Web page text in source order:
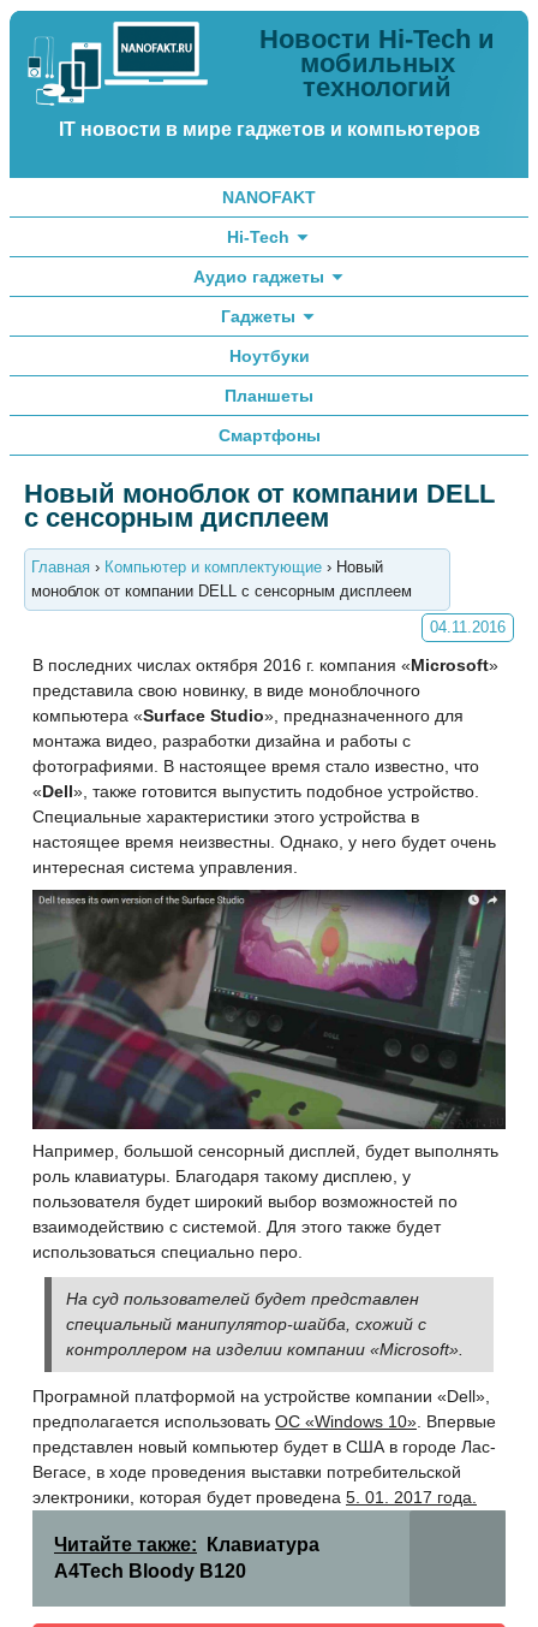
Новости Hi-Tech и
мобильных
технологий
IT новости в мире гаджетов и компьютеров
NANOFAKT
Hi-Tech
Аудио гаджеты
Гаджеты
Ноутбуки
Планшеты
Смартфоны
Новый моноблок от компании DELL
с сенсорным дисплеем
Главная › Компьютер и комплектующие › Новый
моноблок от компании DELL с сенсорным дисплеем
04.11.2016
В последних числах октября 2016 г. компания «Microsoft»
представила свою новинку, в виде моноблочного
компьютера «Surface Studio», предназначенного для
монтажа видео, разработки дизайна и работы с
фотографиями. В настоящее время стало известно, что
«Dell», также готовится выпустить подобное устройство.
Специальные характеристики этого устройства в
настоящее время неизвестны. Однако, у него будет очень
интересная система управления.
Например, большой сенсорный дисплей, будет выполнять
роль клавиатуры. Благодаря такому дисплею, у
пользователя будет широкий выбор возможностей по
взаимодействию с системой. Для этого также будет
использоваться специально перо.
На суд пользователей будет представлен
специальный манипулятор-шайба, схожий с
контроллером на изделии компании «Microsoft».
Програмной платформой на устройстве компании «Dell»,
предполагается использовать ОС «Windows 10». Впервые
представлен новый компьютер будет в США в городе Лас-
Вегасе, в ходе проведения выставки потребительской
электроники, которая будет проведена 5. 01. 2017 года.
Читайте также:
Клавиатура
A4Tech Bloody B120